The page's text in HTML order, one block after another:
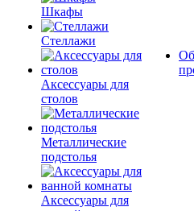
Шкафы
Стеллажи
Аксессуары для
столов
Металлические
подстолья
Аксессуары для